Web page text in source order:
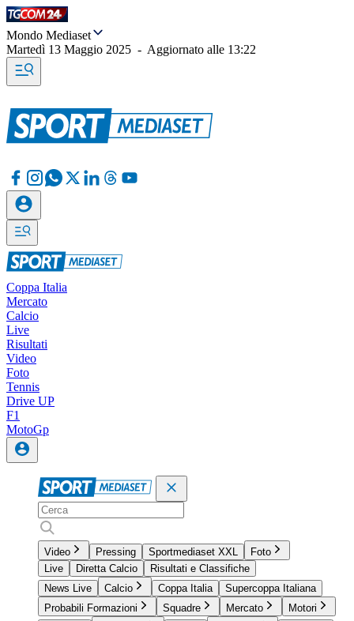
Mondo Mediaset
Martedì 13 Maggio 2025 - Aggiornato alle 13:22
Coppa Italia
Mercato
Calcio
Live
Risultati
Video
Foto
Tennis
Drive UP
F1
MotoGp
Video Pressing Sportmediaset XXL
Foto
Live
Diretta Calcio
Risultati e Classifiche
News Live
Calcio Coppa Italia
Supercoppa Italiana
Probabili Formazioni
Squadre Mercato
Motori